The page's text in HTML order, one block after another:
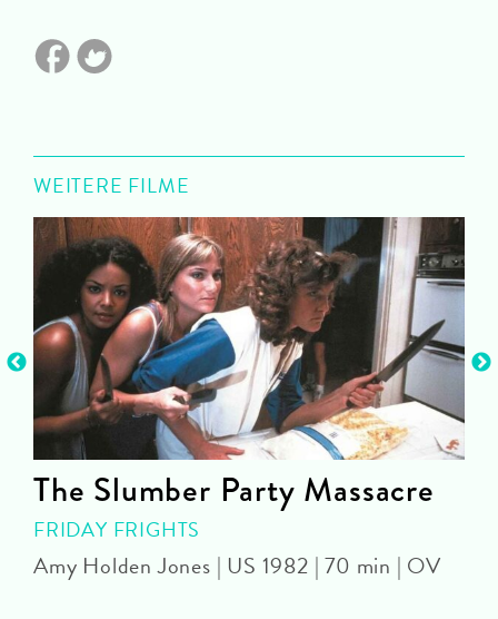
WEITERE FILME
The Slumber Party Massacre
FRIDAY FRIGHTS
Amy Holden Jones | US 1982 | 70 min | OV